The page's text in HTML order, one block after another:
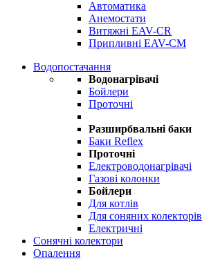
Автоматика
Анемостати
Витяжні EAV-CR
Припливні EAV-CM
Водопостачання
Водонагрівачі
Бойлери
Проточні
Разширбвальні баки
Баки Reflex
Проточні
Електроводонагрівачі
Газові колонки
Бойлери
Для котлів
Для соняних колекторів
Електричні
Сонячні колектори
Опалення